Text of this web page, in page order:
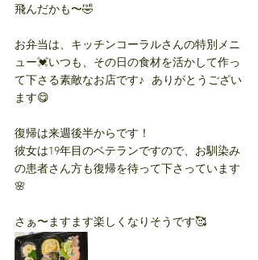
飛んだかも〜🤣
お弁当は、キッチンコーラルさんの特別メニ
ュー💓いつも、その日の食材を活かして作っ
て下さる素敵なお店です♪   ありがとうござい
ます😋
復帰は来週後半からです！
彼女は19年目のベテランですので、お馴染み
の患者さん方も復帰を待って下さっています
🌸
さぁ〜ますます楽しくなりそうです🥰